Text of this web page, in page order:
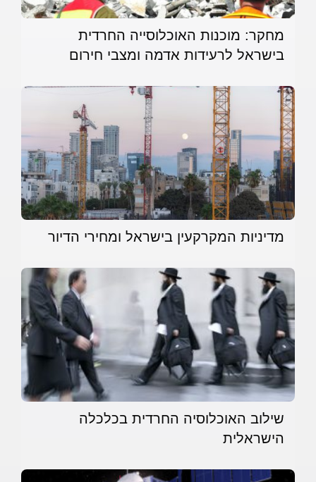
מחקר: מוכנות האוכלוסייה החרדית
בישראל לרעידות אדמה ומצבי חירום
מדיניות המקרקעין בישראל ומחירי הדיור
שילוב האוכלוסיה החרדית בכלכלה
הישראלית